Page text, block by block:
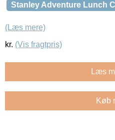
Stanley Adventure Lunch
(Læs mere)
kr. (Vis fragtpris)
Læs
Køb